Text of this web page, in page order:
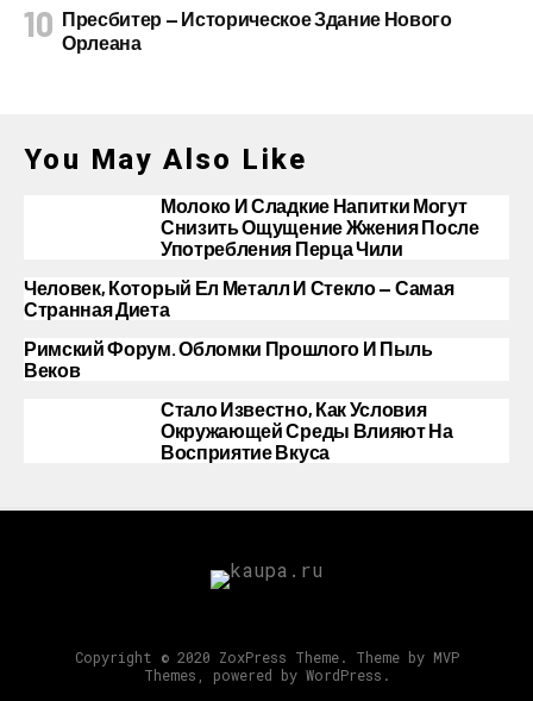
Пресбитер — Историческое Здание Нового
Орлеана
You May Also Like
Молоко И Сладкие Напитки Могут
Снизить Ощущение Жжения После
Употребления Перца Чили
Человек, Который Ел Металл И Стекло — Самая
Странная Диета
Римский Форум. Обломки Прошлого И Пыль
Веков
Стало Известно, Как Условия
Окружающей Среды Влияют На
Восприятие Вкуса
Copyright © 2020 ZoxPress Theme. Theme by MVP
Themes, powered by WordPress.